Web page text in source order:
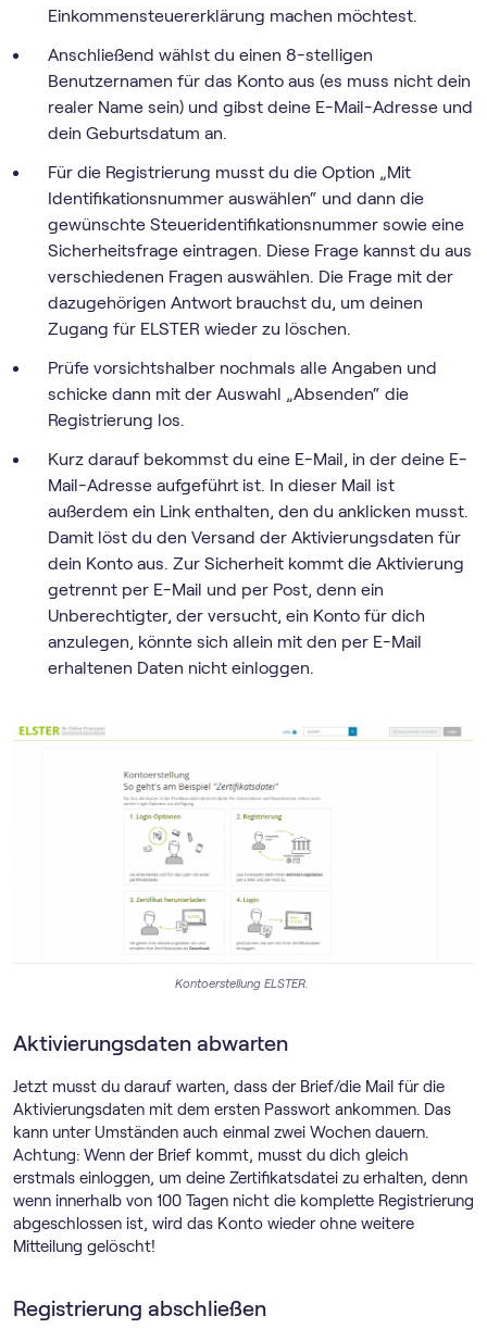
Einkommensteuererklärung machen möchtest.
Anschließend wählst du einen 8-stelligen
Benutzernamen für das Konto aus (es muss nicht dein
realer Name sein) und gibst deine E-Mail-Adresse und
dein Geburtsdatum an.
Für die Registrierung musst du die Option „Mit
Identifikationsnummer auswählen“ und dann die
gewünschte Steueridentifikationsnummer sowie eine
Sicherheitsfrage eintragen. Diese Frage kannst du aus
verschiedenen Fragen auswählen. Die Frage mit der
dazugehörigen Antwort brauchst du, um deinen
Zugang für ELSTER wieder zu löschen.
Prüfe vorsichtshalber nochmals alle Angaben und
schicke dann mit der Auswahl „Absenden“ die
Registrierung los.
Kurz darauf bekommst du eine E-Mail, in der deine E-
Mail-Adresse aufgeführt ist. In dieser Mail ist
außerdem ein Link enthalten, den du anklicken musst.
Damit löst du den Versand der Aktivierungsdaten für
dein Konto aus. Zur Sicherheit kommt die Aktivierung
getrennt per E-Mail und per Post, denn ein
Unberechtigter, der versucht, ein Konto für dich
anzulegen, könnte sich allein mit den per E-Mail
erhaltenen Daten nicht einloggen.
Kontoerstellung ELSTER.
Aktivierungsdaten abwarten
Jetzt musst du darauf warten, dass der Brief/die Mail für die
Aktivierungsdaten mit dem ersten Passwort ankommen. Das
kann unter Umständen auch einmal zwei Wochen dauern.
Achtung: Wenn der Brief kommt, musst du dich gleich
erstmals einloggen, um deine Zertifikatsdatei zu erhalten, denn
wenn innerhalb von 100 Tagen nicht die komplette Registrierung
abgeschlossen ist, wird das Konto wieder ohne weitere
Mitteilung gelöscht!
Registrierung abschließen